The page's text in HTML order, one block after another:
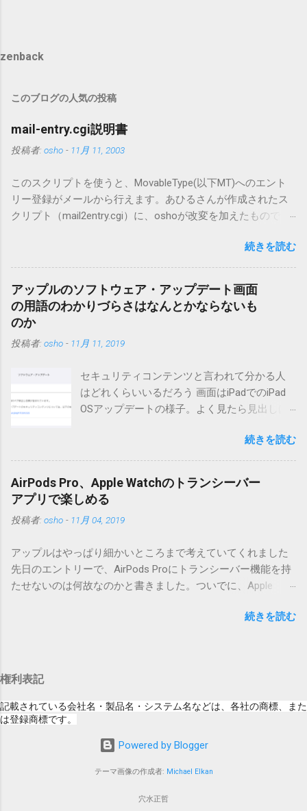
zenback
このブログの人気の投稿
mail-entry.cgi説明書
投稿者: osho - 11月 11, 2003
このスクリプトを使うと、MovableType(以下MT)へのエント
リー登録がメールから行えます。あひるさんが作成されたス
クリプト（mail2entry.cgi）に、oshoが改変を加えたもので
ーも出来ます。 バージョン0.5.3以降の動作確認はMT3.11で行
っています。0.5.2まではMT2.661で確認していました。0.5.3以
降もたぶん動くと思います。 現在のバージョンは0.5.3です。
（2004/12/4リリース）※0.6.3を公開しています。まだ心配な
点が多いため、こちらにはリンクしていません。安定を求め
る方は0.5.3を、新版の機能が必要な方は0.6.3をご利用くださ
い。 こちら からどうぞ。 0.3.6までのバージョンに、エント
版へのアップデートを強くお勧めしてます。 mail-entry.zipを
ダウンロードするにはここをクリックしてください。
（Windowsから解凍したフォルダを見ると「_MACOSX」とい
りませんので無視してください。MacOS XでZIP圧縮している
ため、Mac独自のファイル情報が含まれてしまうようで
す。） Ver.0.3.0以降用の差分ファイルはこちら 。ZIP圧縮して
まとめてあります。いまのバージョン番号と同じバージョン
合は一つずつ順に適用していく必要があります。0.5.0以降
ません。改造してる方向けに、バージョンアップポイントを
お知らせするのが主な目的となっています。 まずはどんなふ
うに使うものか説明し、設置方法は後述します。 使い方 メー
ル本文の1行目にauthor（投稿者）を、2行目にカテゴリを、
追記項目（extend）として扱われますので、必要に応じて指
ん。また、<>の中の文字は、設...
続きを読む
アップルのソフトウェア・アップデート画面
の用語のわかりづらさはなんとかならないも
のか
投稿者: osho - 11月 11, 2019
セキュリティコンテンツと言われて分かる人
はどれくらいいるだろう 画面はiPadでのiPad
OSアップデートの様子。よく見たら見出しは
の名前としてはいまだにiOSのままとか、そん
な理由じゃないでしょうね。 それは混乱のも
ア・アップデートのセキュリティコンテンツ
については、以下のWebサイトをご覧くださ
い」の部分。 セキュリティコンテンツ…？ こ
す。人によってはここで悩んだ結果、アップ
デートをしない人も出てきそうですよ。アッ
プデートに限らず、分からないけどやってみ
が多いと思います。経験上の感覚ですけれ
定アイコンにアップデートがある旨のバッヂ
かもしれません） さらにさらに。スクショの
iPad OS 13.2.2ですが、公開から数日たった今
日、当該ページにアクセスした結果が以下の
ントリがありません。」 もはや意味が分かり
続きを読む
AirPods Pro、Apple Watchのトランシーバー
アプリで楽しめる
投稿者: osho - 11月 04, 2019
アップルはやっぱり細かいところまで考えていてくれました
先日のエントリーで、AirPods Proにトランシーバー機能を持
たせないのは何故なのかと書きました。ついでに、Apple
はiPhoneに接続してるから使えないじゃん云々を書いたので
Watchでトランシーバーアプリを起動すると、AirPodsはトラ
ンシーバーのために機能するようになります。Apple Watchの
画面上にある送信ボタン（黄色い大きな丸）を押している
て相手のApple Watchへ送信してくれます。相手が同様にして
話したことは、AirPodsから聞こえてきます。 何も設定しなく
リティ。 ただ、交信終了後のAirPodsは、音楽再生を再開して
続きを読む
権利表記
記載されている会社名・製品名・システム名などは、各社の商標、また
は登録商標です。
Powered by Blogger
テーマ画像の作成者: Michael Elkan
穴水正哲